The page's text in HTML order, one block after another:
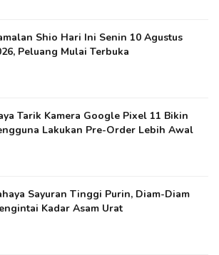
Shio Hari Ini Senin 10 Agustus
Peluang Mulai Terbuka
Tarik Kamera Google Pixel 11 Bikin
Lakukan Pre-Order Lebih Awal
Sayuran Tinggi Purin, Diam-Diam
Kadar Asam Urat